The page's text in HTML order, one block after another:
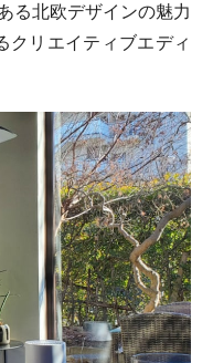
る北欧デザインの魅力
クリエイティブエディ